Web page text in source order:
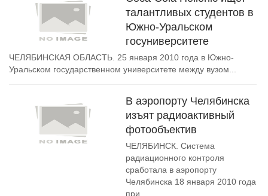
талантливых студентов в
Южно-Уральском
госуниверситете
ЧЕЛЯБИНСКАЯ ОБЛАСТЬ. 25 января 2010 года в Южно-
Уральском государственном университете между вузом...
В аэропорту Челябинска
изъят радиоактивный
фотообъектив
ЧЕЛЯБИНСК. Система
радиационного контроля
сработала в аэропорту
Челябинска 18 января 2010 года
при...